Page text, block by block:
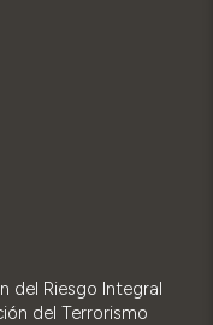
del Riesgo Integral
del Terrorismo